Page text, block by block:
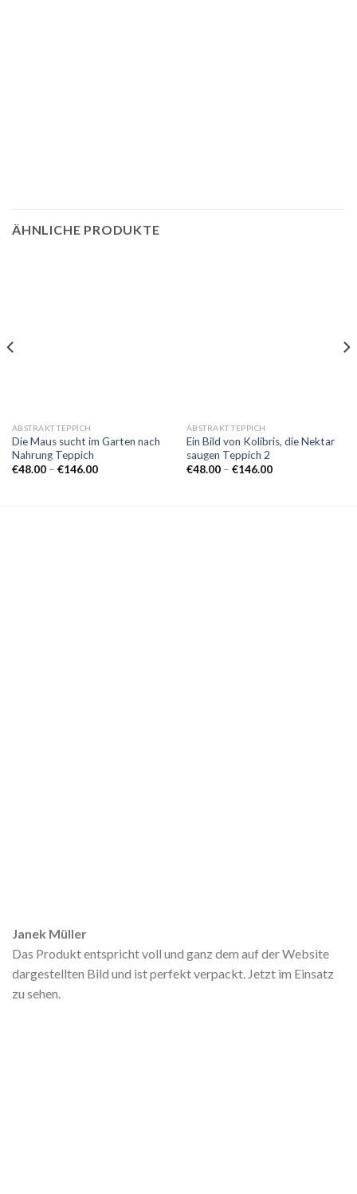
ÄHNLICHE PRODUKTE
ABSTRAKT TEPPICH
Die Maus sucht im Garten nach
Nahrung Teppich
€48.00 – €146.00Preisspanne:
ABSTRAKT TEPPICH
Ein Bild von Kolibris, die Nektar
saugen Teppich 2
€48.00 – €146.00Preisspanne:
Janek Müller
Das Produkt entspricht voll und ganz dem auf der Website
dargestellten Bild und ist perfekt verpackt. Jetzt im Einsatz
zu sehen.